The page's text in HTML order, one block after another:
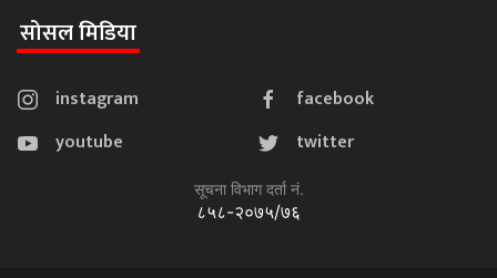
सोसल मिडिया
instagram
facebook
youtube
twitter
सूचना विभाग दर्ता नं.
८५८-२०७५/७६